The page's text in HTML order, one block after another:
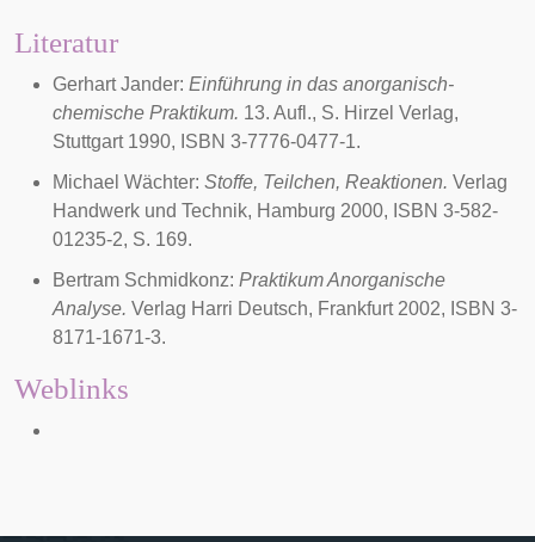
Literatur
Gerhart Jander: Einführung in das anorganisch-
chemische Praktikum. 13. Aufl., S. Hirzel Verlag,
Stuttgart 1990, ISBN 3-7776-0477-1.
Michael Wächter: Stoffe, Teilchen, Reaktionen. Verlag
Handwerk und Technik, Hamburg 2000, ISBN 3-582-
01235-2, S. 169.
Bertram Schmidkonz: Praktikum Anorganische
Analyse. Verlag Harri Deutsch, Frankfurt 2002, ISBN 3-
8171-1671-3.
Weblinks